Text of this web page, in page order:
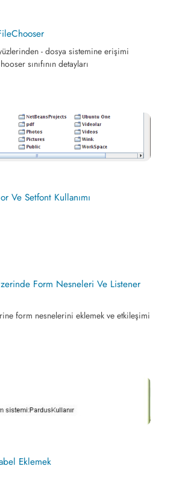
- dosya sistemine erişimi
sınıfının detayları
Ve Setfont Kullanımı
Form Nesneleri Ve Listener
form nesnelerini eklemek ve etkileşimi
Eklemek